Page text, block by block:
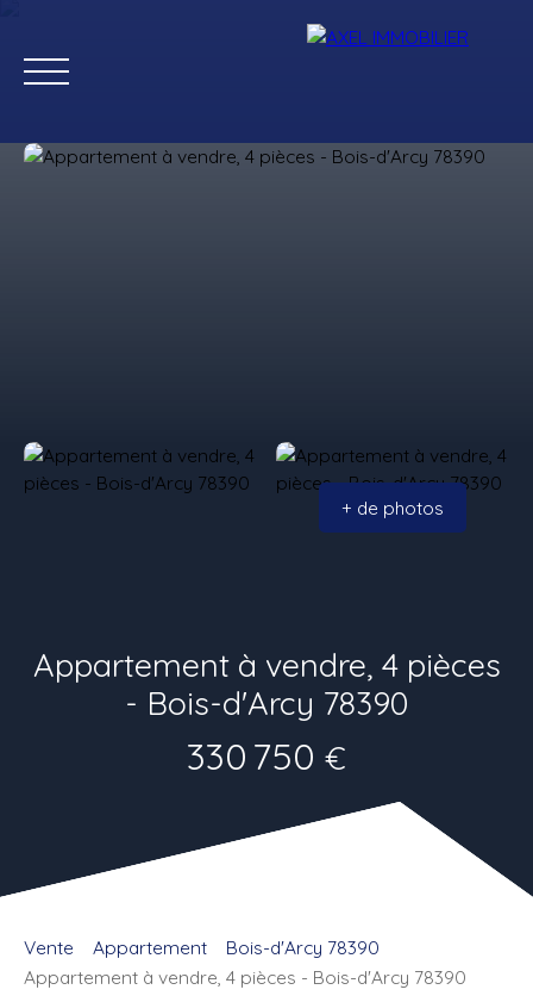
+ de photos
Appartement à vendre, 4 pièces
- Bois-d'Arcy 78390
330 750 €
Vente Appartement
Bois-d'Arcy 78390
Appartement à vendre, 4 pièces - Bois-d'Arcy 78390